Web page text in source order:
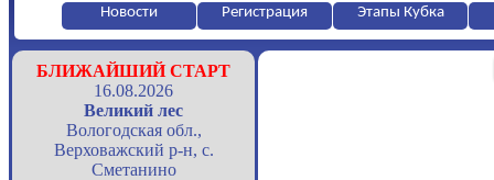
Новости Регистрация Этапы Кубка
БЛИЖАЙШИЙ СТАРТ
16.08.2026
Великий лес
Вологодская обл.,
Верховажский р-н, с.
Сметанино